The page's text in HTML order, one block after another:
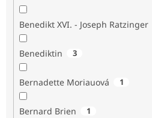
Benedikt XVI. - Joseph Ratzinger
Benediktin 3
Bernadette Moriauová 1
Bernard Brien 1